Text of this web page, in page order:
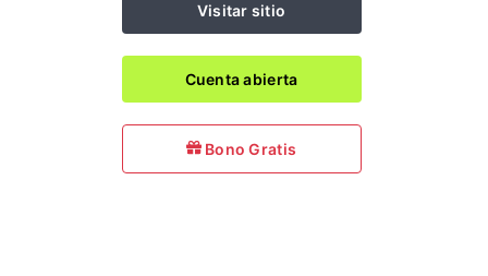
Visitar sitio
Cuenta abierta
Bono Gratis